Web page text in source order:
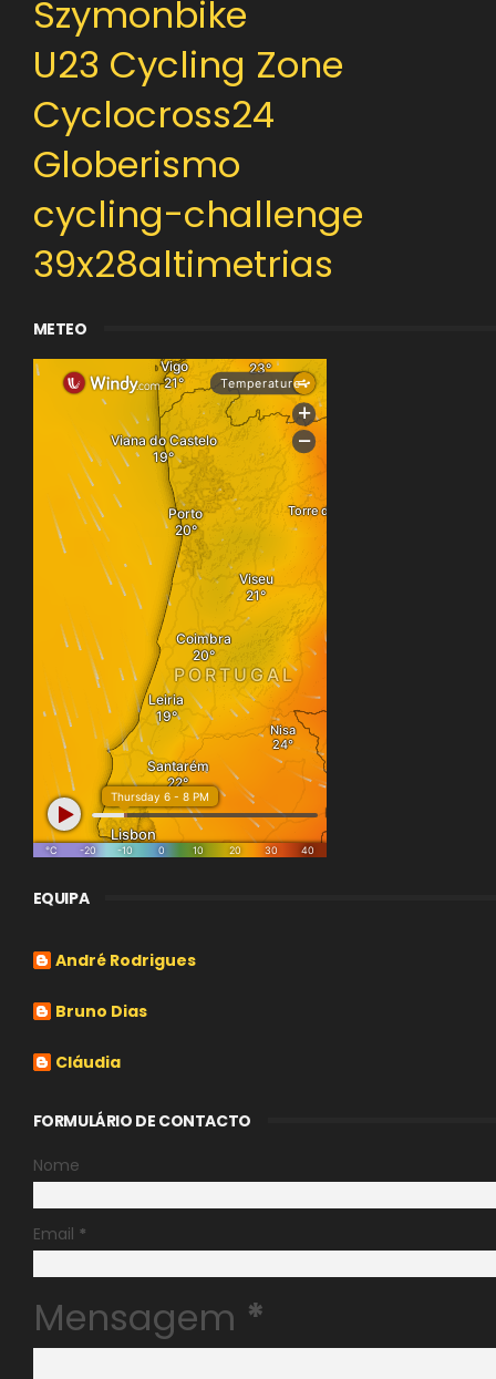
Szymonbike
U23 Cycling Zone
Cyclocross24
Globerismo
cycling-challenge
39x28altimetrias
METEO
EQUIPA
André Rodrigues
Bruno Dias
Cláudia
FORMULÁRIO DE CONTACTO
Nome
Email *
Mensagem *